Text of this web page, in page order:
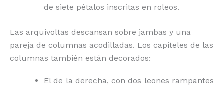
de siete pétalos inscritas en roleos.
Las arquivoltas descansan sobre jambas y una
pareja de columnas acodilladas. Los capiteles de las
columnas también están decorados:
El de la derecha, con dos leones rampantes